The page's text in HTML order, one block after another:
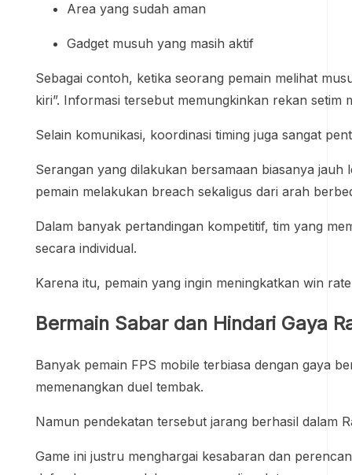
Area yang sudah aman
Gadget musuh yang masih aktif
Sebagai contoh, ketika seorang pemain melihat
kiri”. Informasi tersebut memungkinkan rekan
Selain komunikasi, koordinasi timing juga sangat
Serangan yang dilakukan bersamaan biasanya
pemain melakukan breach sekaligus dari arah
Dalam banyak pertandingan kompetitif, tim yang
secara individual.
Karena itu, pemain yang ingin meningkatkan win
Bermain Sabar dan Hindari Gaya
Banyak pemain FPS mobile terbiasa dengan gaya
memenangkan duel tembak.
Namun pendekatan tersebut jarang berhasil dalam
Game ini justru menghargai kesabaran dan